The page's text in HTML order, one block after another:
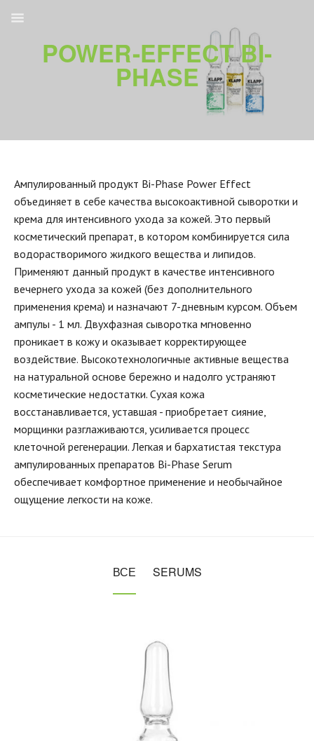
POWER-EFFECT BI-
PHASE
Ампулированный продукт Bi-Phase Power Effect
объединяет в себе качества высокоактивной сыворотки и
крема для интенсивного ухода за кожей. Это первый
косметический препарат, в котором комбинируется сила
водорастворимого жидкого вещества и липидов.
Применяют данный продукт в качестве интенсивного
вечернего ухода за кожей (без дополнительного
применения крема) и назначают 7-дневным курсом. Объем
ампулы - 1 мл. Двухфазная сыворотка мгновенно
проникает в кожу и оказывает корректирующее
воздействие. Высокотехнологичные активные вещества
на натуральной основе бережно и надолго устраняют
косметические недостатки. Сухая кожа
восстанавливается, уставшая - приобретает сияние,
морщинки разглаживаются, усиливается процесс
клеточной регенерации. Легкая и бархатистая текстура
ампулированных препаратов Bi-Phase Serum
обеспечивает комфортное применение и необычайное
ощущение легкости на коже.
ВСЕ SERUMS